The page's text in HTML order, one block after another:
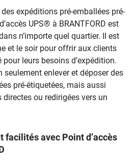
expéditions pré-emballées pré-
UPS® à BRANTFORD est
n’importe quel quartier. Il est
et le soir pour offrir aux clients
leurs besoins d’expédition.
seulement enlever et déposer des
pré-étiquetées, mais aussi
ou redirigées vers un
facilités avec Point d’accès